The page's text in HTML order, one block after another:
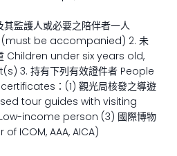
其監護人或必要之陪伴者一人
be accompanied) 2. 未
Children under six years old,
3. 持有下列有效證件者 People
：(1) 觀光局核發之導遊
tour guides with visiting
income person (3) 國際博物
ICOM, AAA, AICA)